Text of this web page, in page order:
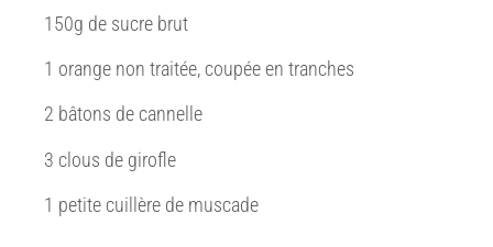
150g de sucre brut
1 orange non traitée, coupée en tranches
2 bâtons de cannelle
3 clous de girofle
1 petite cuillère de muscade